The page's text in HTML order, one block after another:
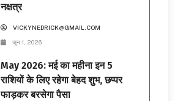
नक्षत्र
VICKYNEDRICK@GMAIL.COM
जून 1, 2026
May 2026: मई का महीना इन 5
राशियों के लिए रहेगा बेहद शुभ, छप्पर
फाड़कर बरसेगा पैसा